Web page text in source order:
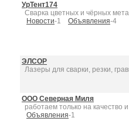
УрТент174
Сварка цветных и чёрных
Новости-1 Объявления-4
ЭЛСОР
Лазеры для сварки, резки,
ООО Северная Миля
работаем только на качество
Объявления-1